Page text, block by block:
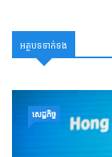
អត្ថបទទាក់ទង
សេដ្ឋកិច្ច